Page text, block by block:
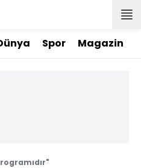
Spor Magazin